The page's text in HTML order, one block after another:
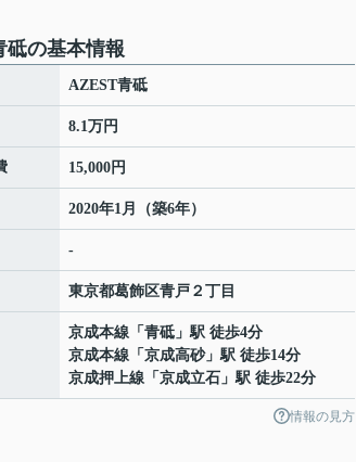
砥の基本情報
AZEST青砥
8.1万円
15,000円
2020年1月（築6年）
-
東京都葛飾区青戸 ２丁目
京成本線 「 青砥 」駅 徒歩4分
京成本線 「 京成高砂」駅 徒歩14分
京成押上線 「 京成立石 」駅 徒歩22分
情報の見方